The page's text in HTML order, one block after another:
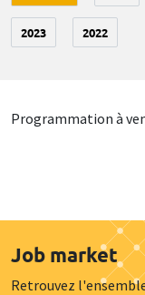
2023 2022
Programmation à
Job market
Retrouvez